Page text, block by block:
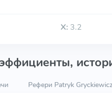
Х: 3.2
Рефери Patryk